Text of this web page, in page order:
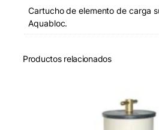
Cartucho de elemento de carga
Aquabloc.
Productos relacionados